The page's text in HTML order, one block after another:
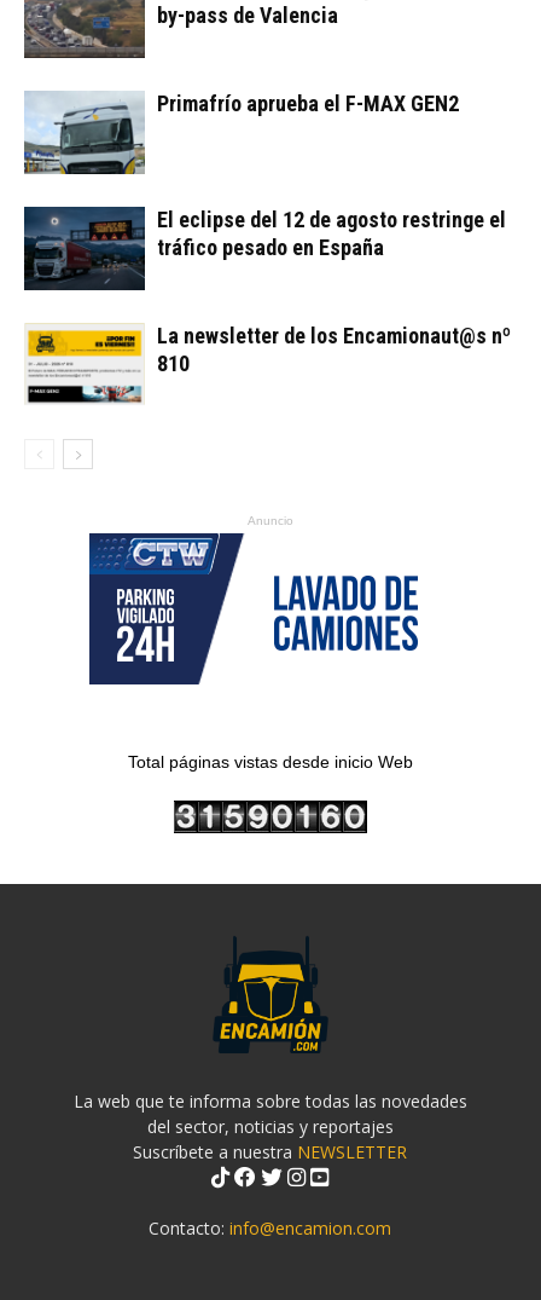
by-pass de Valencia
Primafrío aprueba el F-MAX GEN2
El eclipse del 12 de agosto restringe el
tráfico pesado en España
La newsletter de los Encamionaut@s nº
810
Anuncio
Total páginas vistas desde inicio Web
La web que te informa sobre todas las novedades
del sector, noticias y reportajes
Suscríbete a nuestra NEWSLETTER
Contacto:info@encamion.com